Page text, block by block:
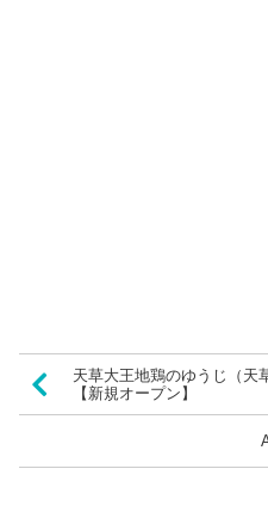
天草大王地鶏のゆうじ（天
【新規オープン】